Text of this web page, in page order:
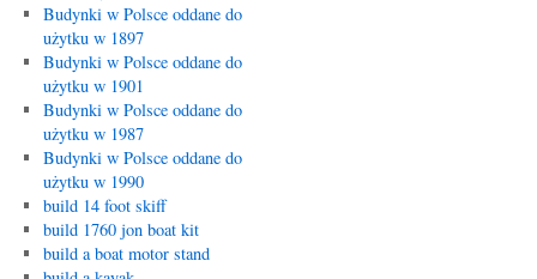
Budynki w Polsce oddane do
użytku w 1897
Budynki w Polsce oddane do
użytku w 1901
Budynki w Polsce oddane do
użytku w 1987
Budynki w Polsce oddane do
użytku w 1990
build 14 foot skiff
build 1760 jon boat kit
build a boat motor stand